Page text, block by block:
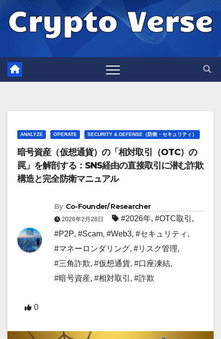
Skip
ANALYZE OPERATE SECURITY & DEFENSE（防衛・セキュリティ）
暗号資産（仮想通貨）の「相対取引（OTC）の
罠」を解剖する：SNS経由の直接取引に潜む詐欺
構造と完全防衛マニュアル
By Co-Founder/ Researcher
2026年2月28日 #2026年, #OTC取引 ,
#P2P, #Scam, #Web3, #セキュリティ ,
#マネーロンダリング, #リスク管理,
#三角詐欺, #仮想通貨, #口座凍結,
#暗号資産, #相対取引 , #詐欺
0